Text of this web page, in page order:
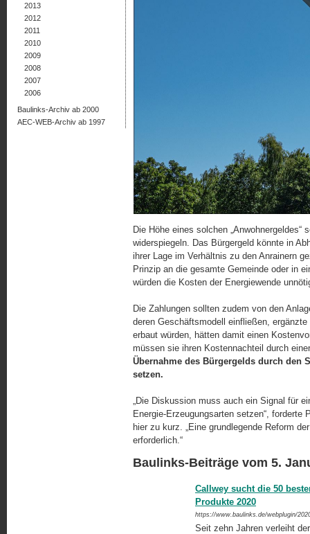
Die Höhe eines solchen
widerspiegeln. Das Bürgergeld könnte in
ihrer Lage im Verhältnis zu den Anrainern
Prinzip an die gesamte Gemeinde oder in
würden die Kosten der Ener­gie­wen­de
Die Zahlungen sollten zudem von den
deren Geschäftsmodell einfließen,
erbaut würden, hätten damit einen
müssen sie ihren Kostennachteil durch
Übernahme des Bürgergelds durch den
setzen.
„Die Diskussion muss auch ein Signal für
Energie-Erzeugungsarten setzen“,
hier zu kurz. „Eine grundlegende Reform
erforderlich.“
Baulinks-Beiträge vom 5.
Callwey sucht die 50
Produkte 2020
https://www.baulinks.de/webplugin/
Seit zehn Jahren verleiht
2013
2012
2011
2010
2009
2008
2007
2006
Baulinks-Archiv ab 2000
AEC-WEB-Archiv ab 1997